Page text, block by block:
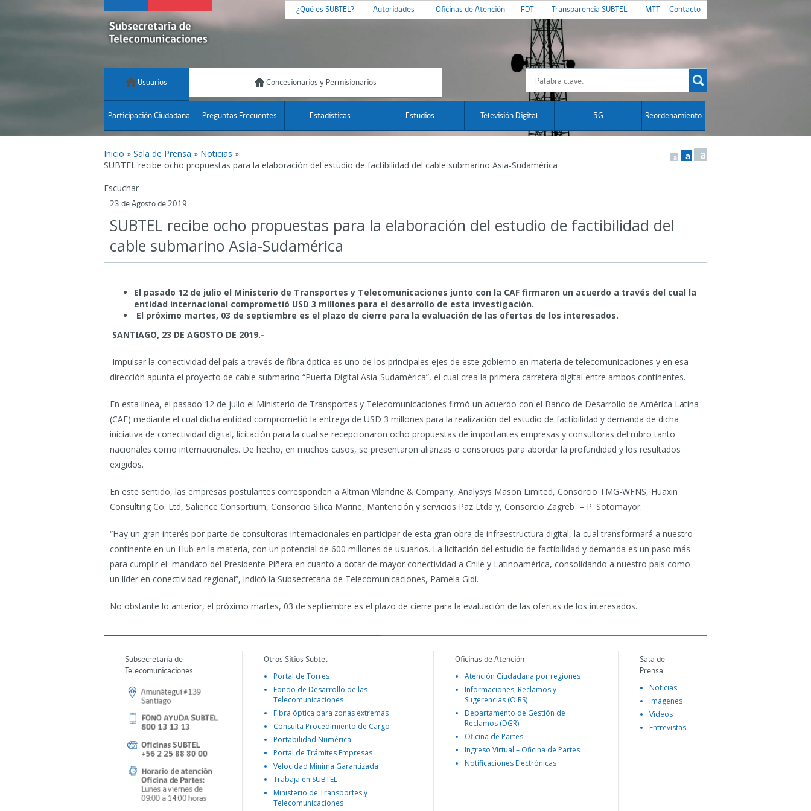
¿Qué es SUBTEL? Autoridades Oficinas de Atención FDT Transparencia SUBTEL MTT Contacto
Usuarios Concesionarios y Permisionarios
Participación Ciudadana Preguntas Frecuentes Estadísticas Estudios Televisión Digital 5G Reordenamiento
Inicio » Sala de Prensa » Noticias »
SUBTEL recibe ocho propuestas para la elaboración del estudio de factibilidad del cable submarino Asia-Sudamérica
a a a
Escuchar
23 de Agosto de 2019
SUBTEL recibe ocho propuestas para la elaboración del estudio de factibilidad del
cable submarino Asia-Sudamérica
El pasado 12 de julio el Ministerio de Transportes y Telecomunicaciones junto con la CAF firmaron un acuerdo a través del cual la
entidad internacional comprometió USD 3 millones para el desarrollo de esta investigación.
El próximo martes, 03 de septiembre es el plazo de cierre para la evaluación de las ofertas de los interesados.
SANTIAGO, 23 DE AGOSTO DE 2019.-
Impulsar la conectividad del país a través de fibra óptica es uno de los principales ejes de este gobierno en materia de telecomunicaciones y en esa
dirección apunta el proyecto de cable submarino “Puerta Digital Asia-Sudamérica”, el cual crea la primera carretera digital entre ambos continentes.
En esta línea, el pasado 12 de julio el Ministerio de Transportes y Telecomunicaciones firmó un acuerdo con el Banco de Desarrollo de América Latina
(CAF) mediante el cual dicha entidad comprometió la entrega de USD 3 millones para la realización del estudio de factibilidad y demanda de dicha
iniciativa de conectividad digital, licitación para la cual se recepcionaron ocho propuestas de importantes empresas y consultoras del rubro tanto
nacionales como internacionales. De hecho, en muchos casos, se presentaron alianzas o consorcios para abordar la profundidad y los resultados
exigidos.
En este sentido, las empresas postulantes corresponden a Altman Vilandrie & Company, Analysys Mason Limited, Consorcio TMG-WFNS, Huaxin
Consulting Co. Ltd, Salience Consortium, Consorcio Silica Marine, Mantención y servicios Paz Ltda y, Consorcio Zagreb – P. Sotomayor.
“Hay un gran interés por parte de consultoras internacionales en participar de esta gran obra de infraestructura digital, la cual transformará a nuestro
continente en un Hub en la materia, con un potencial de 600 millones de usuarios. La licitación del estudio de factibilidad y demanda es un paso más
para cumplir el mandato del Presidente Piñera en cuanto a dotar de mayor conectividad a Chile y Latinoamérica, consolidando a nuestro país como
un líder en conectividad regional”, indicó la Subsecretaria de Telecomunicaciones, Pamela Gidi.
No obstante lo anterior, el próximo martes, 03 de septiembre es el plazo de cierre para la evaluación de las ofertas de los interesados.
Subsecretaría de
Telecomunicaciones
Otros Sitios Subtel
Portal de Torres
Fondo de Desarrollo de las
Telecomunicaciones
Fibra óptica para zonas extremas
Consulta Procedimiento de Cargo
Portabilidad Numérica
Portal de Trámites Empresas
Velocidad Mínima Garantizada
Trabaja en SUBTEL
Ministerio de Transportes y
Telecomunicaciones
Oficinas de Atención
Atención Ciudadana por regiones
Informaciones, Reclamos y
Sugerencias (OIRS)
Departamento de Gestión de
Reclamos (DGR)
Oficina de Partes
Ingreso Virtual – Oficina de Partes
Notificaciones Electrónicas
Sala de
Prensa
Noticias
Imágenes
Videos
Entrevistas